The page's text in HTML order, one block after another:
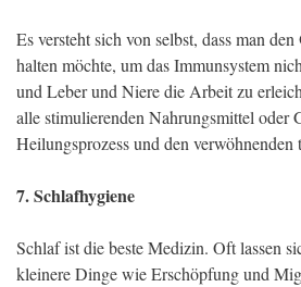
Es versteht sich von selbst, dass man den
halten möchte, um das Immunsystem
und Leber und Niere die Arbeit zu
alle stimulierenden Nahrungsmittel oder
Heilungsprozess und den verwöhnenden
7. Schlafhygiene
Schlaf ist die beste Medizin. Oft lassen
kleinere Dinge wie Erschöpfung und